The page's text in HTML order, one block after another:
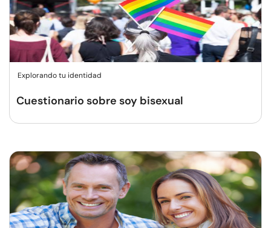
Explorando tu identidad
Cuestionario sobre soy bisexual